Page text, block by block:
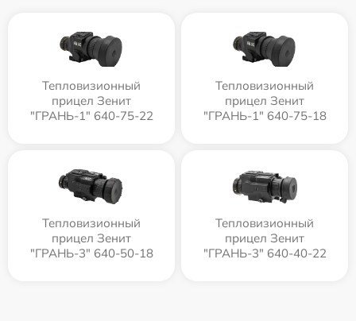
Тепловизионный
прицел Зенит
"ГРАНЬ-1" 640-75-22
Тепловизионный
прицел Зенит
"ГРАНЬ-1" 640-75-18
Тепловизионный
прицел Зенит
"ГРАНЬ-3" 640-50-18
Тепловизионный
прицел Зенит
"ГРАНЬ-3" 640-40-22